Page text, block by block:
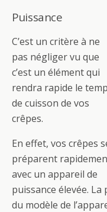
Puissance
C’est un critère à ne
pas négliger vu que
c’est un élément qui
rendra rapide le
de cuisson de vos
crêpes.
En effet, vos crêpes
préparent
avec un appareil de
puissance élevée.
du modèle de